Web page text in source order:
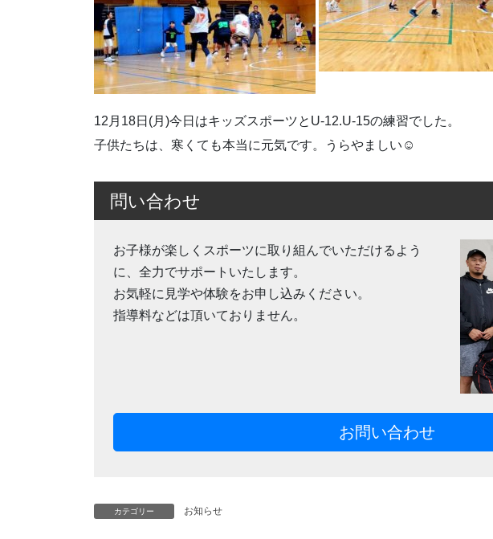
12月18日(月)今日はキッズスポーツとU-12.U-15の練習でした。
子供たちは、寒くても本当に元気です。うらやましい☺️
問い合わせ
お子様が楽しくスポーツに取り組んでいただけるよう
に、全力でサポートいたします。
お気軽に見学や体験をお申し込みください。
指導料などは頂いておりません。
お問い合わせ
カテゴリー お知らせ